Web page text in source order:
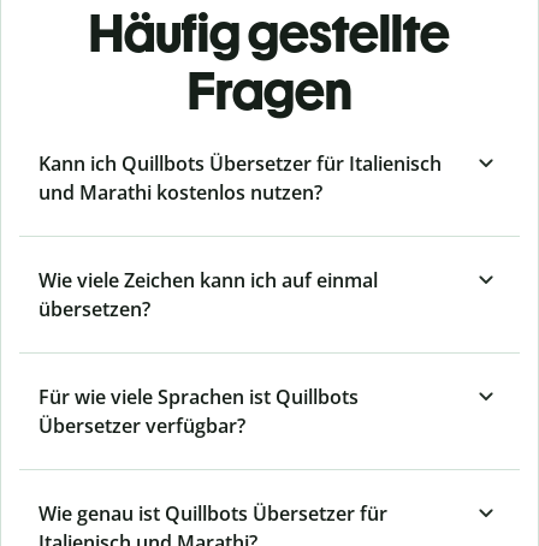
Häufig gestellte
Fragen
Kann ich Quillbots Übersetzer für Italienisch
und Marathi kostenlos nutzen?
Wie viele Zeichen kann ich auf einmal
übersetzen?
Für wie viele Sprachen ist Quillbots
Übersetzer verfügbar?
Wie genau ist Quillbots Übersetzer für